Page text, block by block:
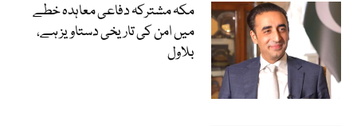
مکہ مشترکہ دفاعی معاہدہ خطے
میں امن کی تاریخی دستاویز ہے،
بلاول